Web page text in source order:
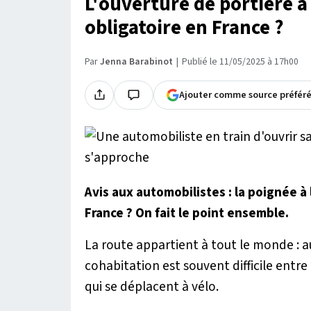
obligatoire en France ?
ParJenna Barabinot Publié le 11/05/2025 à 17h00
Ajouter comme source
Avis aux automobilistes : la poignée
France ? On fait le point ensemble.
La route appartient à tout le monde :
cohabitation est souvent difficile
qui se déplacent à vélo.